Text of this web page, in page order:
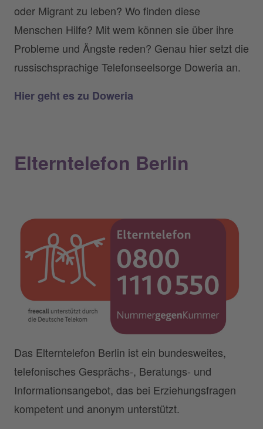
oder Migrant zu leben? Wo finden diese
Menschen Hilfe? Mit wem können sie über ihre
Probleme und Ängste reden? Genau hier setzt die
russischsprachige Telefonseelsorge Doweria an.
Hier geht es zu Doweria
Elterntelefon Berlin
Das Elterntelefon Berlin ist ein bundesweites,
telefonisches Gesprächs-, Beratungs- und
Informationsangebot, das bei Erziehungsfragen
kompetent und anonym unterstützt.